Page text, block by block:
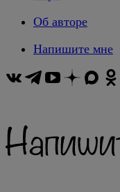
Об авторе
Напишите мне